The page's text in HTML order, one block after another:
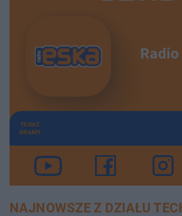
TERAZ
GRAMY
NAJNOWSZE Z DZIAŁU